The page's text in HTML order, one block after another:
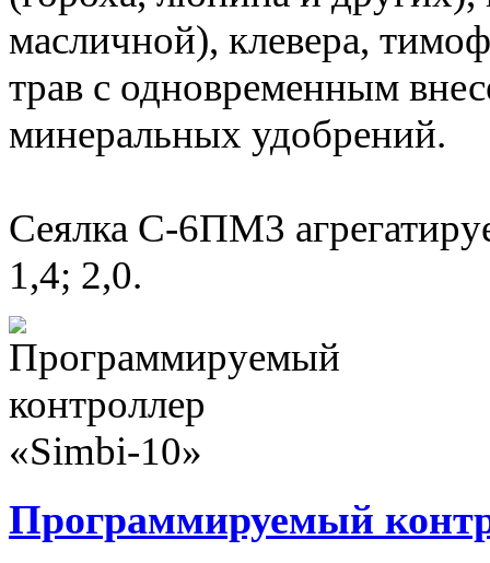
масличной), клевера,
трав с одновременным
минеральных удобрений.
Сеялка С-6ПМ3
1,4; 2,0.
Программируемый